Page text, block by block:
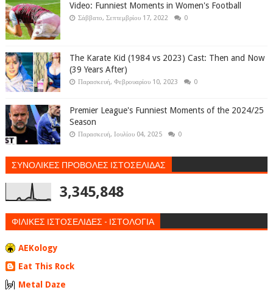
Video: Funniest Moments in Women's Football
Σάββατο, Σεπτεμβρίου 17, 2022 0
The Karate Kid (1984 vs 2023) Cast: Then and Now
(39 Years After)
Παρασκευή, Φεβρουαρίου 10, 2023 0
Premier League's Funniest Moments of the 2024/25
Season
Παρασκευή, Ιουλίου 04, 2025 0
ΣΥΝΟΛΙΚΕΣ ΠΡΟΒΟΛΕΣ ΙΣΤΟΣΕΛΙΔΑΣ
3,345,848
ΦΙΛΙΚΕΣ ΙΣΤΟΣΕΛΙΔΕΣ - ΙΣΤΟΛΟΓΙΑ
AEKology
Eat This Rock
Metal Daze